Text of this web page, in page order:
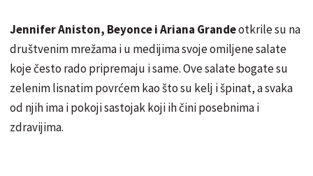
Jennifer Aniston, Beyonce i Ariana Grandeotkrile su na
društvenim mrežama i u medijima svoje omiljene salate
koje često rado pripremaju i same. Ove salate bogate su
zelenim lisnatim povrćem kao što su kelj i špinat, a svaka
od njih ima i pokoji sastojak koji ih čini posebnima i
zdravijima.